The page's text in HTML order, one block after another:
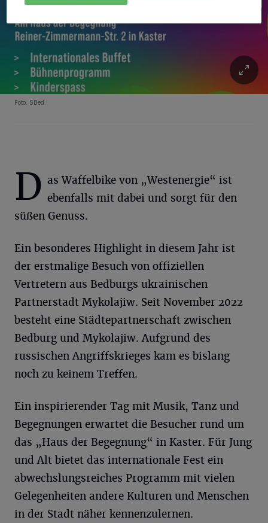
Foto: SBed.
D as Waffelbike von „Westenergie“ ist
ebenfalls mit dabei und sorgt für den
süßen Genuss.
Ein besonderes Highlight in diesem Jahr ist
der erstmalige Besuch von offiziellen
Vertretern aus Bedburgs ukrainischen
Partnerstadt Mykolajiw. Seit November 2022
besteht eine Städtepartnerschaft zwischen
Bedburg und Mykolajiw. Aufgrund des
russischen Angriffskrieges kam es bislang
noch zu keinem Treffen.
Ein inspirierender Tag mit Musik, Tanz und
Begegnungen erwartet die Besucher rund um
das „Haus der Begegnung“ in Kaster. Für Jung
und Alt bietet das internationale Fest ein
abwechslungsreiches Programm mit vielen
Gelegenheiten andere Kulturen und Menschen
in der Stadt näher kennenzulernen.